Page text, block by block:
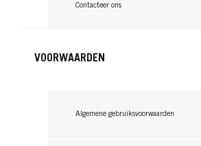
Contacteer ons
VOORWAARDEN
Algemene gebruiksvoorwaarden